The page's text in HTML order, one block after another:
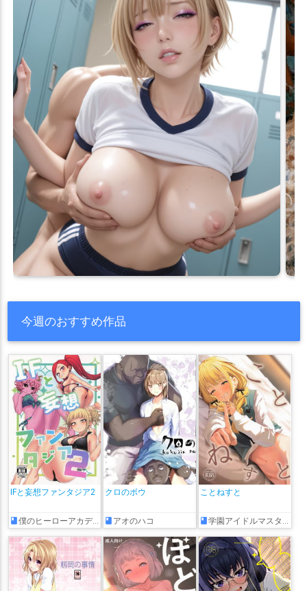
今週のおすすめ作品
IFと妄想ファンタジア2
僕のヒーローアカデミア
クロのボウ
アオのハコ
ことねすと
学園アイドルマスター